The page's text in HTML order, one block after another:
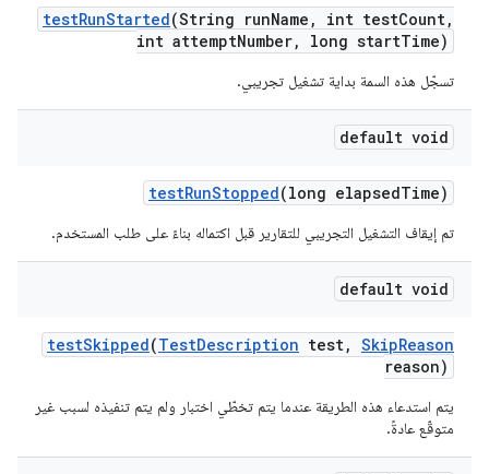
testRunStarted(String runName , int testCount,
int attemptNumber, long startTime)
تسجّل هذه السمة بداية تشغيل تجريبي.
default void
testRunStopped(long elapsedTime)
تم إيقاف التشغيل التجريبي للتقارير قبل اكتماله بناءً على طلب المستخدم.
default void
testSkipped(TestDescription test, SkipReason
reason)
يتم استدعاء هذه الطريقة عندما يتم تخطّي اختبار ولم يتم تنفيذه لسبب غير
متوقّع عادةً.